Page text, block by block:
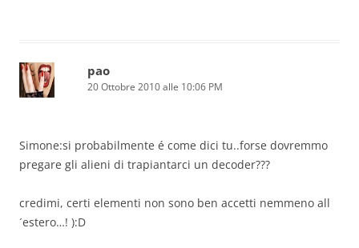
pao
20 Ottobre 2010 alle 10:06 PM
Simone:si probabilmente é come dici tu..forse dovremmo
pregare gli alieni di trapiantarci un decoder???
credimi, certi elementi non sono ben accetti nemmeno all
´estero…! ):D